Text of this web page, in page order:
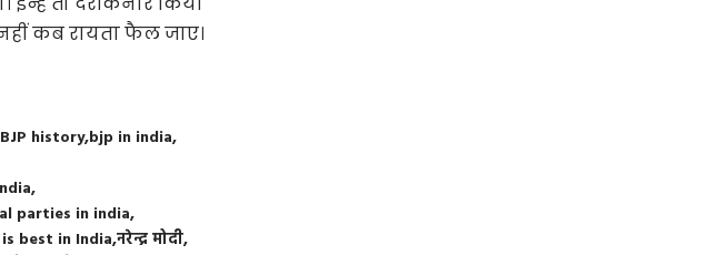
कब रायता फैल जाए।
BJP history bjp in india
parties in india
best in Indiaनरेन्द्र मोदी